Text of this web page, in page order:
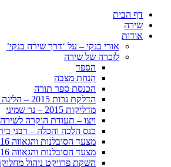
דף הבית
שירה
אודות
אורי בנקי – על ‘דרך שירה בנקי’
לזכרה של שירה
הספד
הנחת מצבה
הכנסת ספר תורה
הדלקת נרות 2015 – הליגה נגד השמצה
מדליקות 2015 – נר שמיני
ויצו – תעודת הוקרה לשירה
כנס הלכה והכלה – רבני
מצעד הסובלנות והגאווה 2016
מצעד הסובלנות והגאווה 2016 – סרטון
השקת פרויקט ניהול